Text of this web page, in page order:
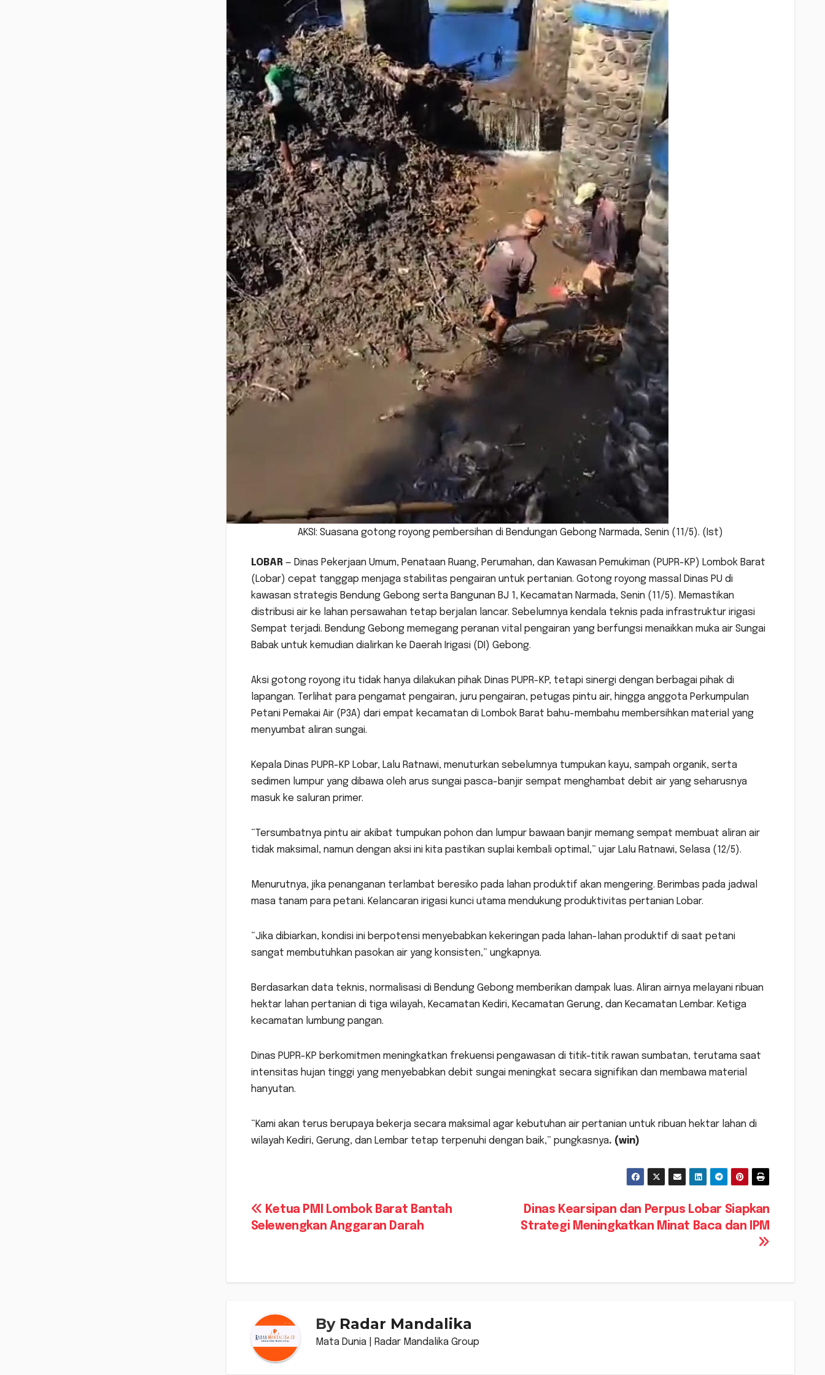
AKSI: Suasana gotong royong pembersihan di Bendungan Gebong Narmada, Senin (11/5). (Ist)
LOBAR — Dinas Pekerjaan Umum, Penataan Ruang, Perumahan, dan Kawasan Pemukiman (PUPR-KP) Lombok Barat
(Lobar) cepat tanggap menjaga stabilitas pengairan untuk pertanian. Gotong royong massal Dinas PU di
kawasan strategis Bendung Gebong serta Bangunan BJ 1, Kecamatan Narmada, Senin (11/5). Memastikan
distribusi air ke lahan persawahan tetap berjalan lancar. Sebelumnya kendala teknis pada infrastruktur irigasi
Sempat terjadi. Bendung Gebong memegang peranan vital pengairan yang berfungsi menaikkan muka air Sungai
Babak untuk kemudian dialirkan ke Daerah Irigasi (DI) Gebong.
Aksi gotong royong itu tidak hanya dilakukan pihak Dinas PUPR-KP, tetapi sinergi dengan berbagai pihak di
lapangan. Terlihat para pengamat pengairan, juru pengairan, petugas pintu air, hingga anggota Perkumpulan
Petani Pemakai Air (P3A) dari empat kecamatan di Lombok Barat bahu-membahu membersihkan material yang
menyumbat aliran sungai.
Kepala Dinas PUPR-KP Lobar, Lalu Ratnawi, menuturkan sebelumnya tumpukan kayu, sampah organik, serta
sedimen lumpur yang dibawa oleh arus sungai pasca-banjir sempat menghambat debit air yang seharusnya
masuk ke saluran primer.
“Tersumbatnya pintu air akibat tumpukan pohon dan lumpur bawaan banjir memang sempat membuat aliran air
tidak maksimal, namun dengan aksi ini kita pastikan suplai kembali optimal,” ujar Lalu Ratnawi, Selasa (12/5).
Menurutnya, jika penanganan terlambat beresiko pada lahan produktif akan mengering. Berimbas pada jadwal
masa tanam para petani. Kelancaran irigasi kunci utama mendukung produktivitas pertanian Lobar.
“Jika dibiarkan, kondisi ini berpotensi menyebabkan kekeringan pada lahan-lahan produktif di saat petani
sangat membutuhkan pasokan air yang konsisten,” ungkapnya.
Berdasarkan data teknis, normalisasi di Bendung Gebong memberikan dampak luas. Aliran airnya melayani ribuan
hektar lahan pertanian di tiga wilayah, Kecamatan Kediri, Kecamatan Gerung, dan Kecamatan Lembar. Ketiga
kecamatan lumbung pangan.
Dinas PUPR-KP berkomitmen meningkatkan frekuensi pengawasan di titik-titik rawan sumbatan, terutama saat
intensitas hujan tinggi yang menyebabkan debit sungai meningkat secara signifikan dan membawa material
hanyutan.
“Kami akan terus berupaya bekerja secara maksimal agar kebutuhan air pertanian untuk ribuan hektar lahan di
wilayah Kediri, Gerung, dan Lembar tetap terpenuhi dengan baik,” pungkasnya. (win)
Navigasi
Dinas Kearsipan dan Perpus Lobar Siapkan
Strategi Meningkatkan Minat Baca dan IPM
Ketua PMI Lombok Barat Bantah
Selewengkan Anggaran Darah
By Radar Mandalika
Mata Dunia | Radar Mandalika Group